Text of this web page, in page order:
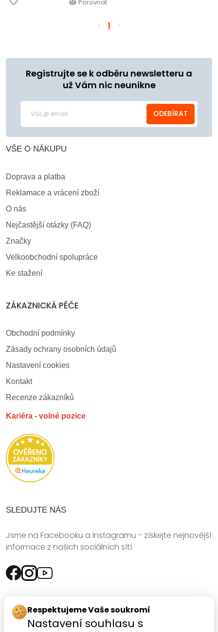
Porovnat
1
Registrujte se k odběru newsletteru a
už Vám nic neunikne
ODEBÍRAT
VŠE O NÁKUPU
Doprava a platba
Reklamace a vrácení zboží
O nás
Nejčastější otázky (FAQ)
Značky
Velkoobchodní spolupráce
Ke stažení
ZÁKAZNICKÁ PÉČE
Obchodní podmínky
Zásady ochrany osobních údajů
Nastavení cookies
Kontakt
Recenze zákazníků
Kariéra - volné pozice
SLEDUJTE NÁS
Jsme na Facebooku a Instagramu - získejte nejnovější
informace z našich sociálních sítí.
Rychlý kontakt:
SANOMED, spol. s r.o.
Respektujeme Vaše soukromí
Nastavení souhlasu s